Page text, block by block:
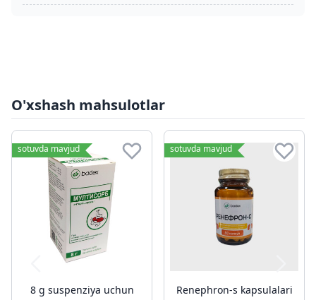
O'xshash mahsulotlar
sotuvda mavjud
8 g suspenziya uchun
sotuvda mavjud
Renephron-s kapsulalari